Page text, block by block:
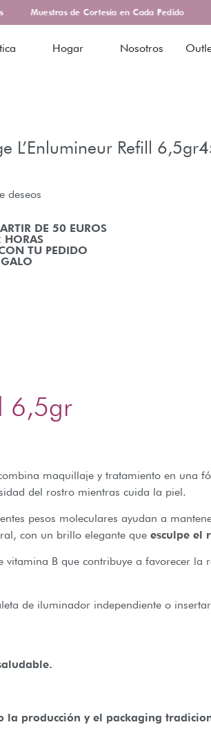
Muestras de Cortesía en Cada Pedido
Hogar Nosotros
L’Enlumineur Refill 6,5gr
deseos
DE 50 EUROS
HORAS
TU PEDIDO
6,5gr
maquillaje y tratamiento en una
del rostro mientras cuida la piel.
pesos moleculares ayudan a
con un brillo elegante que esculpe el
vitamina B que contribuye a favorecer
de iluminador independiente o
producción y el packaging